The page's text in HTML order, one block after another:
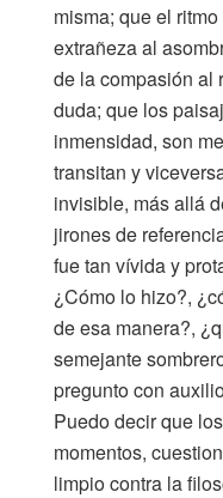
misma; que el
extrañeza al
de la compasión al
duda; que los
inmensidad, son
transitan y
invisible, más allá
jirones de
fue tan vívida y
¿Cómo lo hizo?,
de esa manera?,
semejante
pregunto con
Puedo decir que
momentos,
limpio contra la